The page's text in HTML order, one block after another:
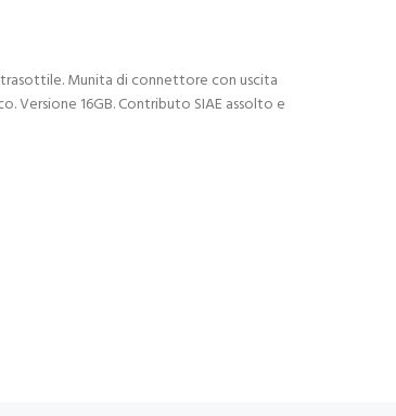
Munita di connettore con uscita
Versione 16GB. Contributo SIAE assolto e